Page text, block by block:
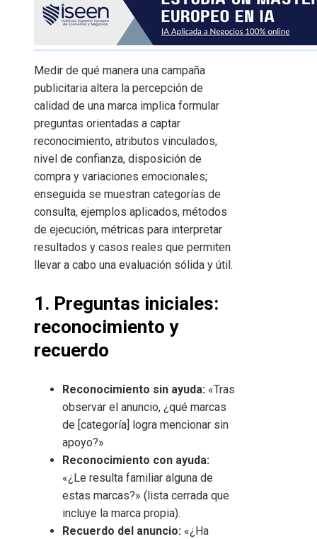
Medir de qué manera una campaña
publicitaria altera la percepción de
calidad de una marca implica formular
preguntas orientadas a captar
reconocimiento, atributos vinculados,
nivel de confianza, disposición de
compra y variaciones emocionales;
enseguida se muestran categorías de
consulta, ejemplos aplicados, métodos
de ejecución, métricas para interpretar
resultados y casos reales que permiten
llevar a cabo una evaluación sólida y útil.
1. Preguntas iniciales:
reconocimiento y
recuerdo
Reconocimiento sin ayuda: «Tras
observar el anuncio, ¿qué marcas
de [categoría] logra mencionar sin
apoyo?»
Reconocimiento con ayuda:
«¿Le resulta familiar alguna de
estas marcas?» (lista cerrada que
incluye la marca propia).
Recuerdo del anuncio: «¿Ha